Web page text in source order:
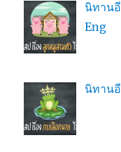
นิทาน
Eng
นิทาน